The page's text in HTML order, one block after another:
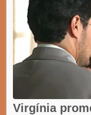
Virgínia